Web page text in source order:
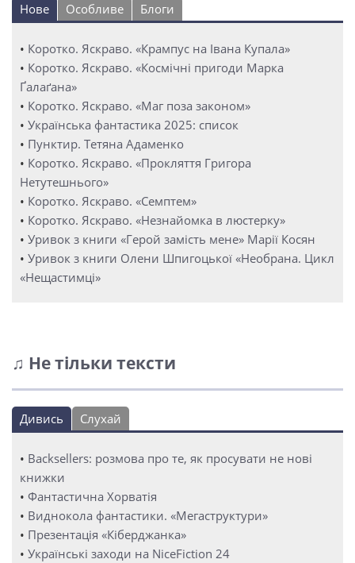
Нове Особливе Блоги
• Коротко. Яскраво. «Крампус на Івана Купала»
• Коротко. Яскраво. «Космічні пригоди Марка
Ґалаґана»
• Коротко. Яскраво. «Маг поза законом»
• Українська фантастика 2025: список
• Пунктир. Тетяна Адаменко
• Коротко. Яскраво. «Прокляття Григора
Нетутешнього»
• Коротко. Яскраво. «Семптем»
• Коротко. Яскраво. «Незнайомка в люстерку»
• Уривок з книги «Герой замість мене» Марії Косян
• Уривок з книги Олени Шпигоцької «Необрана. Цикл
«Нещастимці»
♫ Не тільки тексти
Дивись Слухай
• Backsellers: розмова про те, як просувати не нові
книжки
• Фантастична Хорватія
• Виднокола фантастики. «Мегаструктури»
• Презентація «Кіберджанка»
• Українські заходи на NiceFiction 24